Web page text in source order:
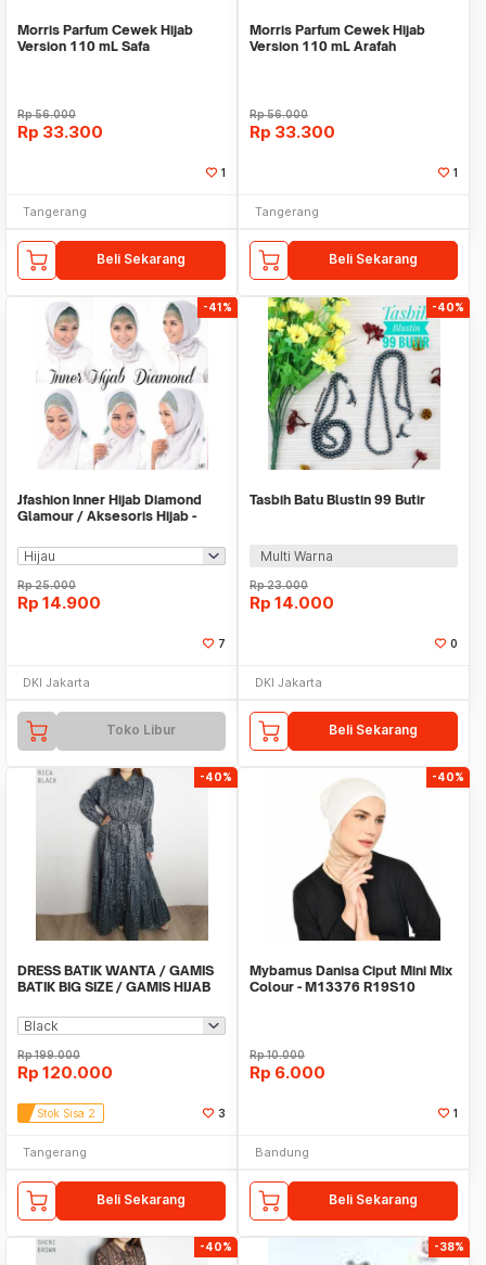
Morris Parfum Cewek Hijab
Version 110 mL Safa
Rp56.000
Rp 33.300
1
Tangerang
Beli Sekarang
Morris Parfum Cewek Hijab
Version 110 mL Arafah
Rp56.000
Rp 33.300
1
Tangerang
Beli Sekarang
-41%
Jfashion Inner Hijab Diamond
Glamour / Aksesoris Hijab -
Rp25.000
Rp 14.900
7
DKI Jakarta
Toko Libur
-40%
Tasbih Batu Blustin 99 Butir
Multi Warna
Rp23.000
Rp 14.000
0
DKI Jakarta
Beli Sekarang
-40%
DRESS BATIK WANTA / GAMIS
BATIK BIG SIZE / GAMIS HIJAB
Rp199.000
Rp 120.000
Stok Sisa 2 3
Tangerang
Beli Sekarang
-40%
Mybamus Danisa Ciput Mini Mix
Colour - M13376 R19S10
Rp10.000
Rp 6.000
1
Bandung
Beli Sekarang
-40% -38%